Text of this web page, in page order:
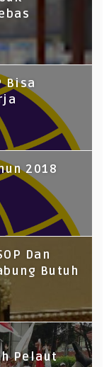
Bisa
2018
Dan
Butuh
Pelaut